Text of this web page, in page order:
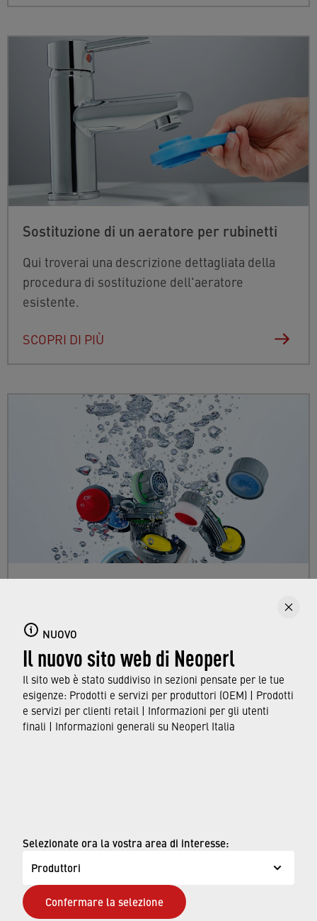
NUOVO
Il nuovo sito web di Neoperl
Il sito web è stato suddiviso in sezioni pensate per le tue
esigenze: Prodotti e servizi per produttori (OEM) | Prodotti
e servizi per clienti retail | Informazioni per gli utenti
finali | Informazioni generali su Neoperl Italia
Selezionate ora la vostra area di interesse:
Produttori
Confermare la selezione
Sostituzione di un aeratore per rubinetti
Qui troverai una descrizione dettagliata della
procedura di sostituzione dell'aeratore
esistente.
SCOPRI DI PIÙ
Qui puoi trovare informazioni sugli aeratori per
rubinetti, incluse caratteristiche e funzionalità,
nonché sugli standard e le approvazioni a cui
sono conformi.
SCOPRI DI PIÙ
Condizioni d'uso
D.Lgs.231/Neoperl Italia